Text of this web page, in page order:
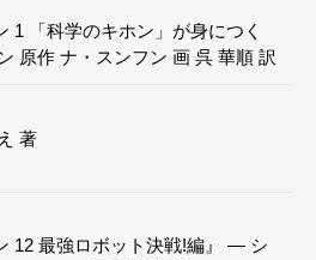
1 「科学のキホン」が身につく
原作 ナ・スンフン 画 呉 華順 訳
著
12 最強ロボット決戦!編』 — シ